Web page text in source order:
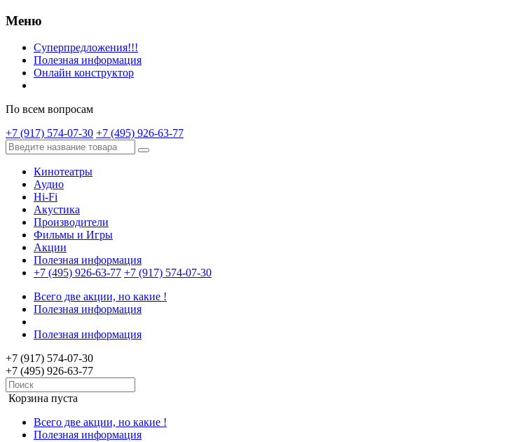
Меню
Суперпредложения!!!
Полезная информация
Онлайн конструктор
По всем вопросам
+7 (917) 574-07-30 +7 (495) 926-63-77
Кинотеатры
Аудио
Hi-Fi
Акустика
Производители
Фильмы и Игры
Акции
Полезная информация
+7 (495) 926-63-77 +7 (917) 574-07-30
Всего две акции, но какие !
Полезная информация
Полезная информация
+7 (917) 574-07-30
+7 (495) 926-63-77
Корзина пуста
Всего две акции, но какие !
Полезная информация